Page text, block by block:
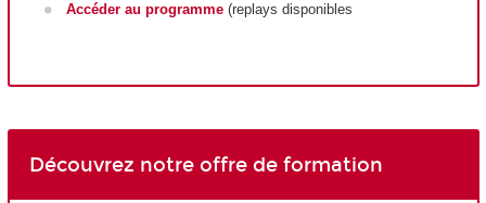
Accéder au programme(replays disponibles
Découvrez notre offre de formation